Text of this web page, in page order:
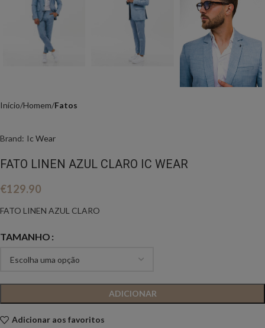
Início Homem Fatos
Brand: Ic Wear
FATO LINEN AZUL CLARO IC WEAR
€129.90
FATO LINEN AZUL CLARO
TAMANHO
ADICIONAR
Adicionar aos favoritos